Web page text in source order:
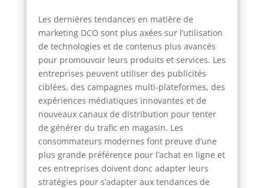
Les dernières tendances en matière de
marketing DCO sont plus axées sur l’utilisation
de technologies et de contenus plus avancés
pour promouvoir leurs produits et services. Les
entreprises peuvent utiliser des publicités
ciblées, des campagnes multi-plateformes, des
expériences médiatiques innovantes et de
nouveaux canaux de distribution pour tenter
de générer du trafic en magasin. Les
consommateurs modernes font preuve d’une
plus grande préférence pour l’achat en ligne et
ces entreprises doivent donc adapter leurs
stratégies pour s’adapter aux tendances de